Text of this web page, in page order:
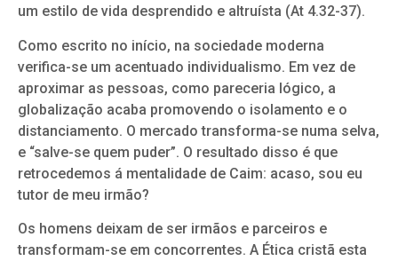
um estilo de vida desprendido e altruísta (At 4.32-37).
Como escrito no início, na sociedade moderna
verifica-se um acentuado individualismo. Em vez de
aproximar as pessoas, como pareceria lógico, a
globalização acaba promovendo o isolamento e o
distanciamento. O mercado transforma-se numa selva,
e “salve-se quem puder”. O resultado disso é que
retrocedemos á mentalidade de Caim: acaso, sou eu
tutor de meu irmão?
Os homens deixam de ser irmãos e parceiros e
transformam-se em concorrentes. A Ética cristã esta